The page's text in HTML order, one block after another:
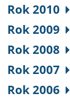
Rok 2010
Rok 2009
Rok 2008
Rok 2007
Rok 2006